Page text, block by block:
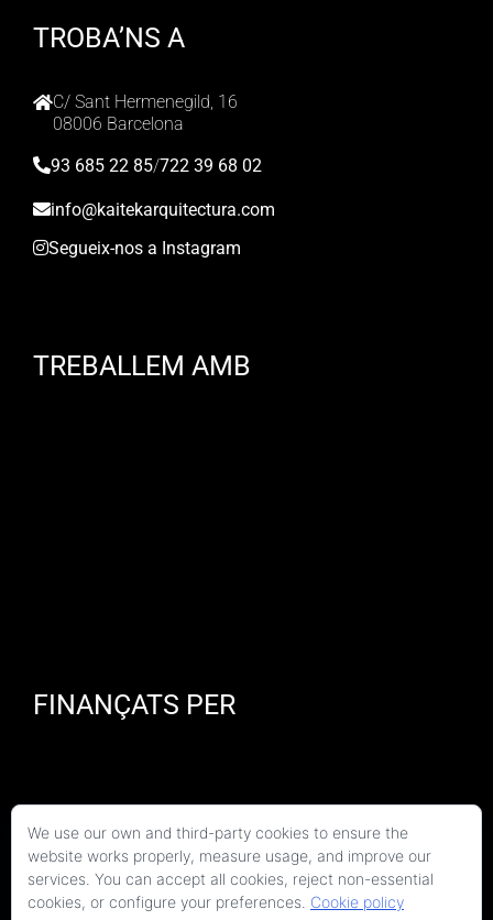
TROBA’NS A
C/ Sant Hermenegild, 16
08006 Barcelona
93 685 22 85/722 39 68 02
info@kaitekarquitectura.com
Segueix-nos a Instagram
TREBALLEM AMB
FINANÇATS PER
We use our own and third-party cookies to ensure the
website works properly, measure usage, and improve our
services. You can accept all cookies, reject non-essential
cookies, or configure your preferences. Cookie policy